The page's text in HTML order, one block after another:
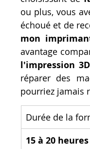
ou plus, vous
échoué et de
mon
avantage
l'impression
réparer des
pourriez jamais
Durée de la
15 à 20 heures